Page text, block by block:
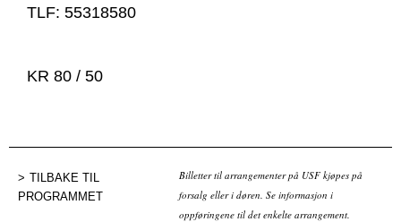
TLF: 55318580
KR 80 / 50
TILBAKE TIL
PROGRAMMET
Billetter til arrangementer på USF kjøpes på
forsalg eller i døren. Se informasjon i
oppføringene til det enkelte arrangement.